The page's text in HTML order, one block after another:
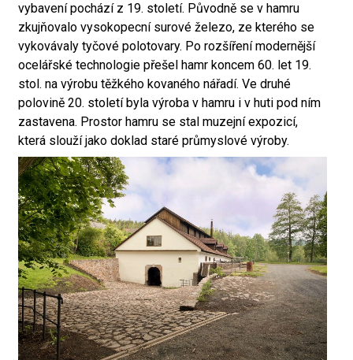
vybavení pochází z 19. století. Původně se v hamru
zkujňovalo vysokopecní surové železo, ze kterého se
vykovávaly tyčové polotovary. Po rozšíření modernější
ocelářské technologie přešel hamr koncem 60. let 19.
stol. na výrobu těžkého kovaného nářadí. Ve druhé
polovině 20. století byla výroba v hamru i v huti pod ním
zastavena. Prostor hamru se stal muzejní expozicí,
která slouží jako doklad staré průmyslové výroby.